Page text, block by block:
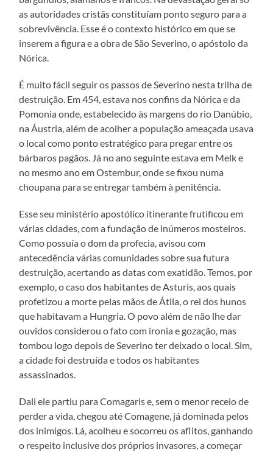
as autoridades cristãs constituíam ponto seguro para a
sobrevivência. Esse é o contexto histórico em que se
inserem a figura e a obra de São Severino, o apóstolo da
Nórica.
É muito fácil seguir os passos de Severino nesta trilha de
destruição. Em 454, estava nos confins da Nórica e da
Pomonia onde, estabelecido às margens do rio Danúbio,
na Áustria, além de acolher a população ameaçada usava
o local como ponto estratégico para pregar entre os
bárbaros pagãos. Já no ano seguinte estava em Melk e
no mesmo ano em Ostembur, onde se fixou numa
choupana para se entregar também à penitência.
Esse seu ministério apostólico itinerante frutificou em
várias cidades, com a fundação de inúmeros mosteiros.
Como possuía o dom da profecia, avisou com
antecedência várias comunidades sobre sua futura
destruição, acertando as datas com exatidão. Temos, por
exemplo, o caso dos habitantes de Asturis, aos quais
profetizou a morte pelas mãos de Átila, o rei dos hunos
que habitavam a Hungria. O povo além de não lhe dar
ouvidos considerou o fato com ironia e gozação, mas
tombou logo depois de Severino ter deixado o local. Sim,
a cidade foi destruída e todos os habitantes
assassinados.
Dali ele partiu para Comagaris e, sem o menor receio de
perder a vida, chegou até Comagene, já dominada pelos
dos inimigos. Lá, acolheu e socorreu os aflitos, ganhando
o respeito inclusive dos próprios invasores, a começar